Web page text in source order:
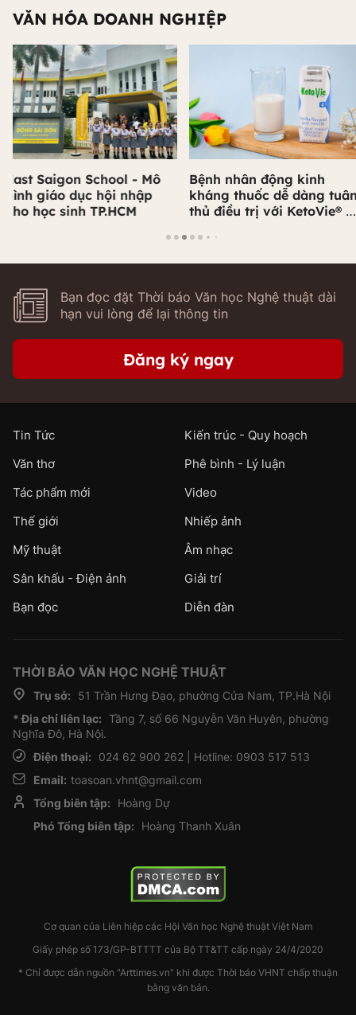
VĂN HÓA DOANH NGHIỆP
Bệnh nhân động kinh
kháng thuốc dễ dàng tuân
thủ điều trị với KetoVie® -
SHINEC khởi công Cụm
công nghiệp Thống Nhất
1: Kiến tạo hệ sinh thái
Cai
Bạn đọc đặt Thời báo Văn học Nghệ thuật dài
hạn vui lòng để lại thông tin
Đăng ký ngay
Tin Tức
Kiến trúc - Quy hoạch
Văn thơ
Phê bình - Lý luận
Tác phẩm mới
Video
Thế giới
Nhiếp ảnh
Mỹ thuật
Âm nhạc
Sân khấu - Điện ảnh
Giải trí
Bạn đọc
Diễn đàn
THỜI BÁO VĂN HỌC NGHỆ THUẬT
Trụ sở:
51 Trần Hưng Đạo, phường Cửa Nam, TP.Hà Nội
* Địa chỉ liên lạc: Tầng 7, số 66 Nguyễn Văn Huyên, phường
Nghĩa Đô, Hà Nội.
Điện thoại:
024 62 900 262 | Hotline: 0903 517 513
Email: toasoan.vhnt@gmail.com
Tổng biên tập:
Hoàng Dự
Phó Tổng biên tập:
Hoàng Thanh Xuân
Cơ quan của Liên hiệp các Hội Văn học Nghệ thuật Việt Nam
Giấy phép số 173/GP-BTTTT của Bộ TT&TT cấp ngày 24/4/2020
* Chỉ được dẫn nguồn "Arttimes.vn" khi được Thời báo VHNT chấp thuận
bằng văn bản.